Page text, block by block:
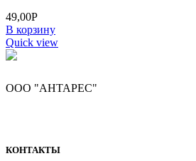
49,00Р
В корзину
Quick view
ООО "АНТАРЕС"
КОНТАКТЫ